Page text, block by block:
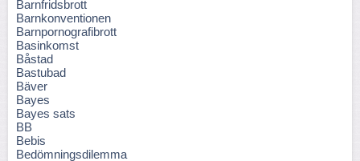
Barnfridsbrott
Barnkonventionen
Barnpornografibrott
Basinkomst
Båstad
Bastubad
Bäver
Bayes
Bayes sats
BB
Bebis
Bedömningsdilemma